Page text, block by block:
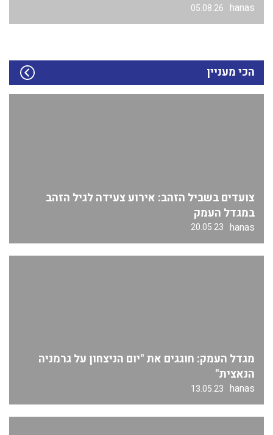
hanas
05.08.26
הכי מעניין
צועדים בשביל הזהב: אירוע צעידה לגיל הזהב
במגדל העמק
hanas
20.05.23
מגדל העמק: חוגגים את "יום הניצחון על גרמניה
הנאצית"
hanas
13.05.23